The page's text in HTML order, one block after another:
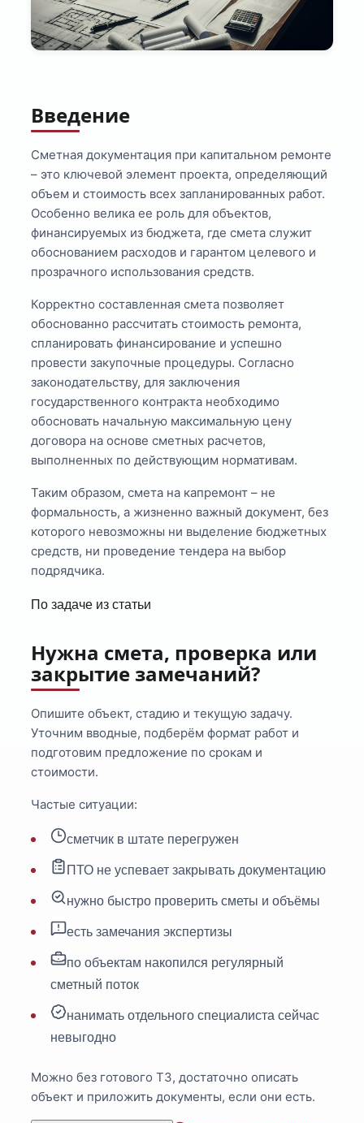
Введение
Сметная документация при капитальном ремонте
– это ключевой элемент проекта, определяющий
объем и стоимость всех запланированных работ.
Особенно велика ее роль для объектов,
финансируемых из бюджета, где смета служит
обоснованием расходов и гарантом целевого и
прозрачного использования средств.
Корректно составленная смета позволяет
обоснованно рассчитать стоимость ремонта,
спланировать финансирование и успешно
провести закупочные процедуры. Согласно
законодательству, для заключения
государственного контракта необходимо
обосновать начальную максимальную цену
договора на основе сметных расчетов,
выполненных по действующим нормативам.
Таким образом, смета на капремонт – не
формальность, а жизненно важный документ, без
которого невозможны ни выделение бюджетных
средств, ни проведение тендера на выбор
подрядчика.
По задаче из статьи
Нужна смета, проверка или
закрытие замечаний?
Опишите объект, стадию и текущую задачу.
Уточним вводные, подберём формат работ и
подготовим предложение по срокам и
стоимости.
Частые ситуации:
сметчик в штате перегружен
ПТО не успевает закрывать документацию
нужно быстро проверить сметы и объёмы
есть замечания экспертизы
по объектам накопился регулярный
сметный поток
нанимать отдельного специалиста сейчас
невыгодно
Можно без готового ТЗ, достаточно описать
объект и приложить документы, если они есть.